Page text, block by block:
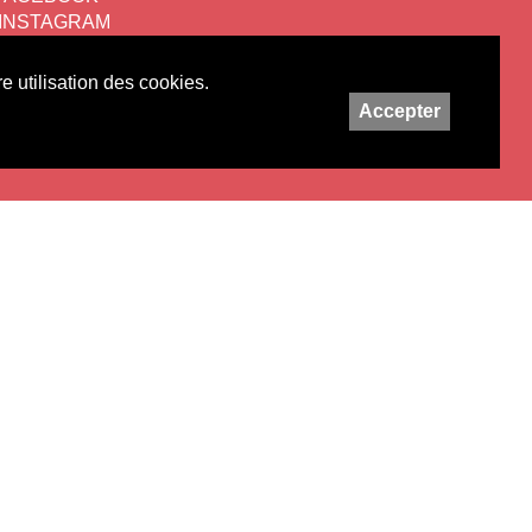
utilisation des cookies.
Accepter
INSTAGRAM
d'information